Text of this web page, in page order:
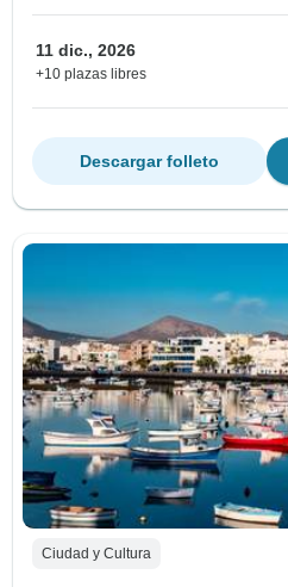
11 dic., 2026
+10 plazas libres
Descargar folleto
Ciudad y Cultura